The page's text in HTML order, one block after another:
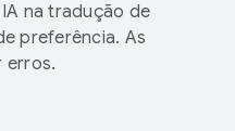
na tradução de
preferência. As
erros.